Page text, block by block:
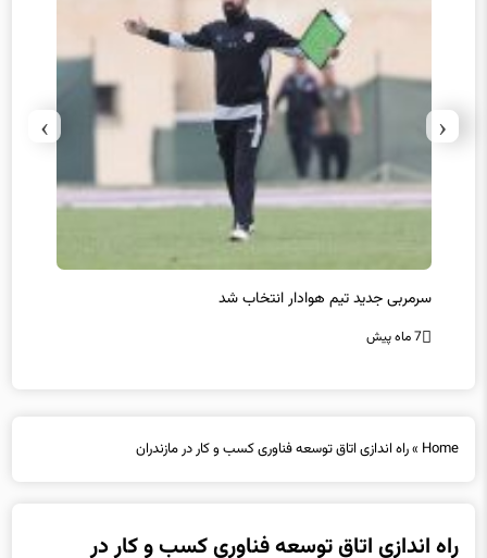
سرمربی جدید تیم هوادار انتخاب شد
7 ماه پیش
‹
›
Home
»راه اندازی اتاق توسعه فناوری کسب و کار در مازندران
راه اندازی اتاق توسعه فناوری کسب و کار در